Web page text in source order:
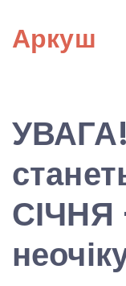
content
Аркуш
СІЧНЯ